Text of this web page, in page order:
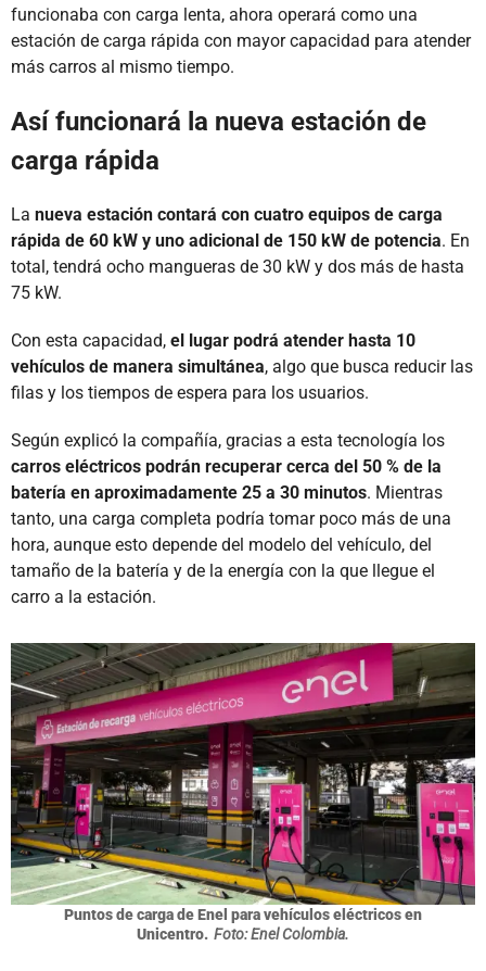
funcionaba con carga lenta, ahora operará como una
estación de carga rápida con mayor capacidad para atender
más carros al mismo tiempo.
Así funcionará la nueva estación de
carga rápida
La nueva estación contará con cuatro equipos de carga
rápida de 60 kW y uno adicional de 150 kW de potencia. En
total, tendrá ocho mangueras de 30 kW y dos más de hasta
75 kW.
Con esta capacidad, el lugar podrá atender hasta 10
vehículos de manera simultánea, algo que busca reducir las
filas y los tiempos de espera para los usuarios.
Según explicó la compañía, gracias a esta tecnología los
carros eléctricos podrán recuperar cerca del 50 % de la
batería en aproximadamente 25 a 30 minutos. Mientras
tanto, una carga completa podría tomar poco más de una
hora, aunque esto depende del modelo del vehículo, del
tamaño de la batería y de la energía con la que llegue el
carro a la estación.
Puntos de carga de Enel para vehículos eléctricos en
Unicentro. Foto: Enel Colombia.